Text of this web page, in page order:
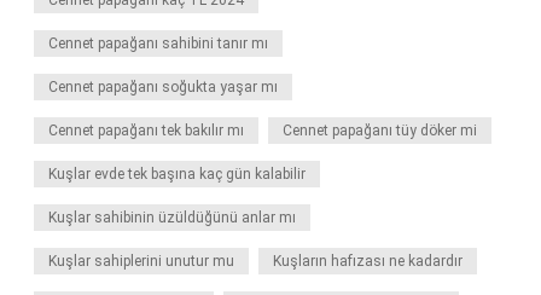
Cennet papağanı sahibini tanır mı
Cennet papağanı soğukta yaşar mı
Cennet papağanı tek bakılır mı Cennet papağanı tüy döker mi
Kuşlar evde tek başına kaç gün kalabilir
Kuşlar sahibinin üzüldüğünü anlar mı
Kuşlar sahiplerini unutur mu Kuşların hafızası ne kadardır